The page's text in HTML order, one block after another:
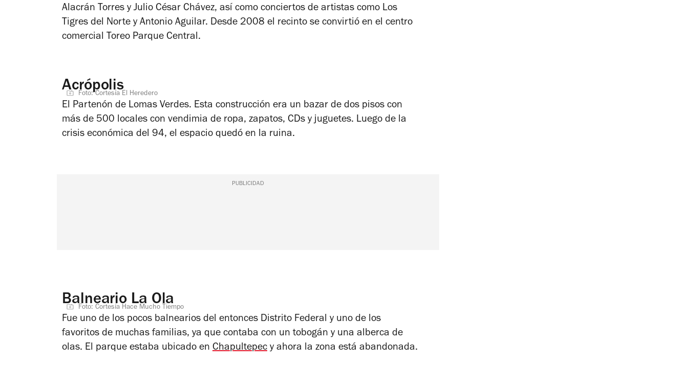
Alacrán Torres y Julio César Chávez, así como conciertos de artistas como Los
Tigres del Norte y Antonio Aguilar. Desde 2008 el recinto se convirtió en el centro
comercial Toreo Parque Central.
Acrópolis
Foto: Cortesía El Heredero
El Partenón de Lomas Verdes. Esta construcción era un bazar de dos pisos con
más de 500 locales con vendimia de ropa, zapatos, CDs y juguetes. Luego de la
crisis económica del 94, el espacio quedó en la ruina.
PUBLICIDAD
Balneario La Ola
Foto: Cortesía Hace Mucho Tiempo
Fue uno de los pocos balnearios del entonces Distrito Federal y uno de los
favoritos de muchas familias, ya que contaba con un tobogán y una alberca de
olas. El parque estaba ubicado en Chapultepec y ahora la zona está abandonada.